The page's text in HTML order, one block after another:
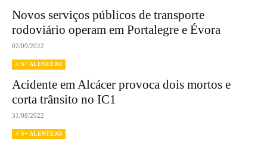
Novos serviços públicos de transporte
rodoviário operam em Portalegre e Évora
02/09/2022
// S+ ALENTEJO
Acidente em Alcácer provoca dois mortos e
corta trânsito no IC1
31/08/2022
// S+ ALENTEJO